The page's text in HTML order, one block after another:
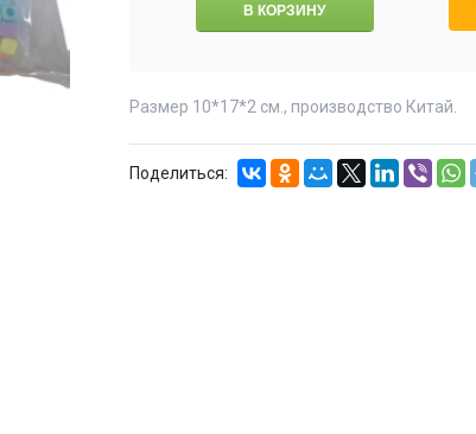
Размер 10*17*2 см., производство Китай.
Поделиться: